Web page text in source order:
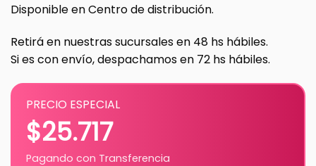
Disponible en Centro de distribución.
Retirá en nuestras sucursales en 48 hs hábiles.
Si es con envío, despachamos en 72 hs hábiles.
PRECIO ESPECIAL
$25.717
Pagando con Transferencia